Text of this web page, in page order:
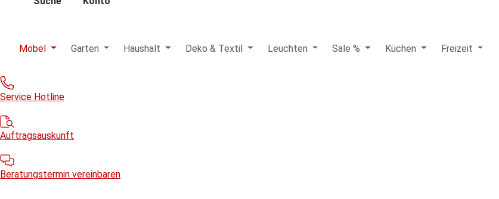
Möbel Garten Haushalt Deko & Textil Leuchten Sale % Küchen Freizeit
Service Hotline
Auftragsauskunft
Beratungstermin vereinbaren